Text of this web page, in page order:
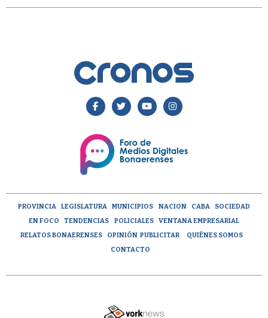
PROVINCIA LEGISLATURA MUNICIPIOS NACION CABA
SOCIEDAD
EN FOCO
TENDENCIAS POLICIALES
VENTANA EMPRESARIAL
RELATOS BONAERENSES
OPINIÓN PUBLICITAR
QUIÉNES SOMOS
CONTACTO